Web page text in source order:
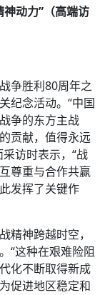
动力”（高端访
争胜利80周年之
纪念活动。“中国
争的东方主战
贡献，值得永远
访时表示，“战
尊重与合作共赢
发挥了关键作
精神跨越时空，
“这种在艰难险阻
化不断取得新成
促进地区稳定和